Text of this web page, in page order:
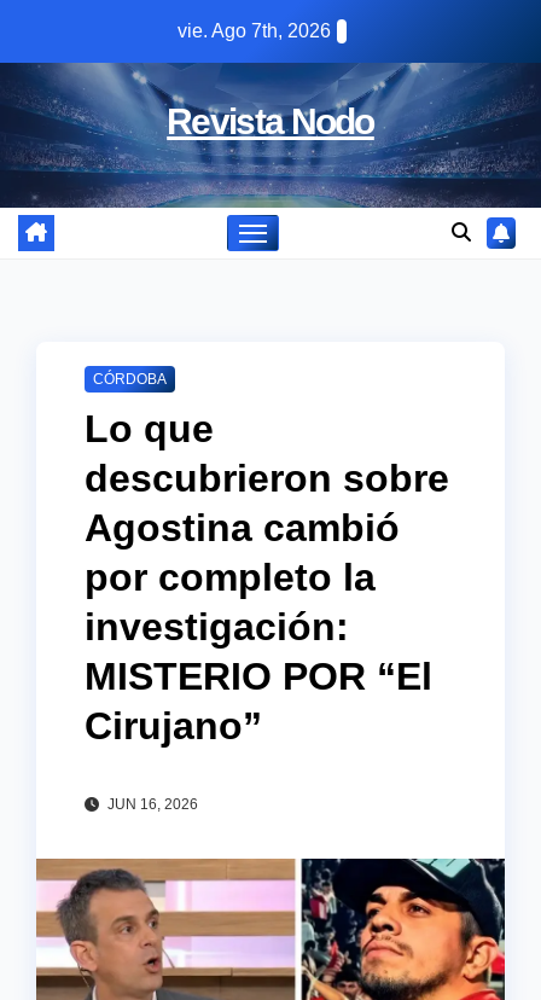
content
vie. Ago 7th, 2026
Revista Nodo
CÓRDOBA
Lo que
descubrieron sobre
Agostina cambió
por completo la
investigación:
MISTERIO POR “El
Cirujano”
JUN 16, 2026